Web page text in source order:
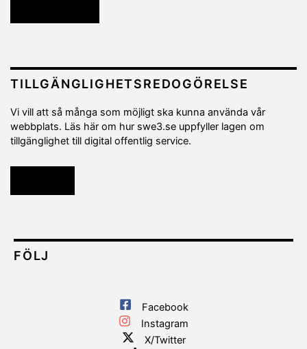
TILLGÄNGLIGHETSREDOGÖRELSE
Vi vill att så många som möjligt ska kunna använda vår
webbplats. Läs här om hur swe3.se uppfyller lagen om
tillgänglighet till digital offentlig service.
FÖLJ
Facebook
Instagram
X/Twitter